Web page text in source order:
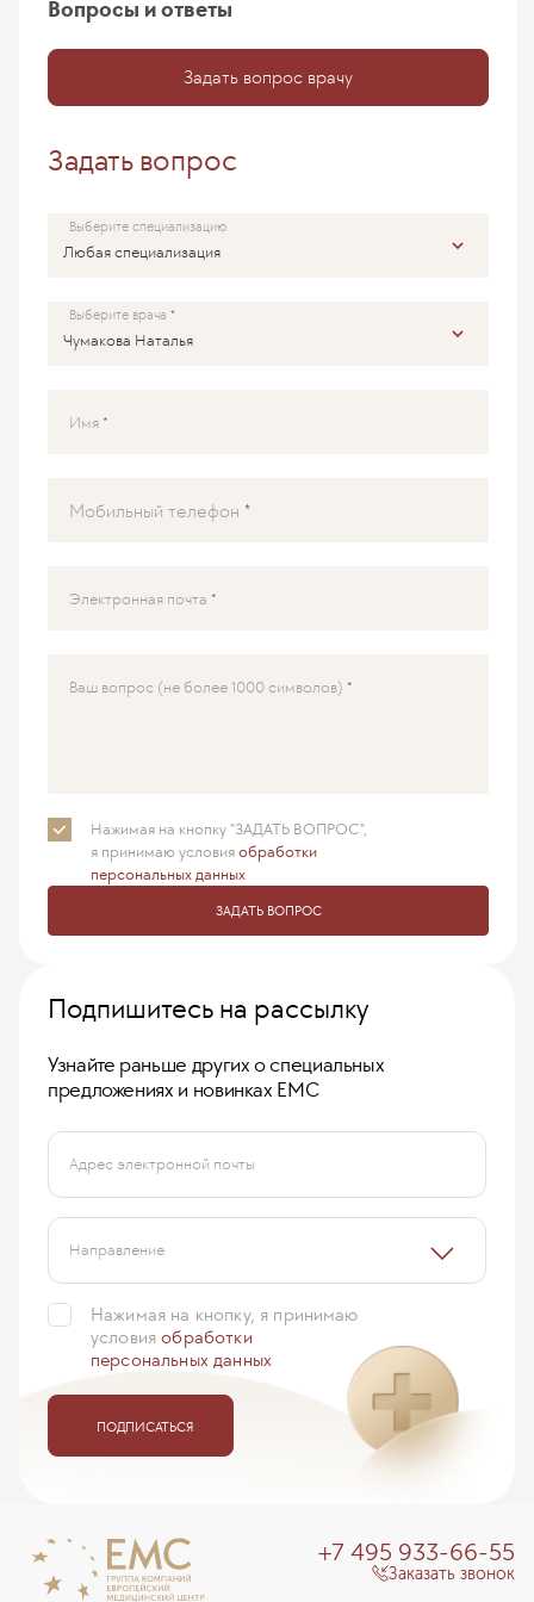
Вопросы и ответы
Задать вопрос врачу
Задать вопрос
Выберите специализацию
Выберите врача
Имя
Мобильный телефон
Электронная почта
Ваш вопрос (не более 1000 символов)
Нажимая на кнопку "ЗАДАТЬ ВОПРОС",
я принимаюусловияобработки
персональных данных
ЗАДАТЬ ВОПРОС
Подпишитесь на рассылку
Узнайте раньше других о специальных
предложениях и новинках ЕМС
Адрес электронной почты
Направление
Нажимая на кнопку, я принимаю
условияобработки
персональных данных
ПОДПИСАТЬСЯ
+7 495 933-66-55
Заказать звонок